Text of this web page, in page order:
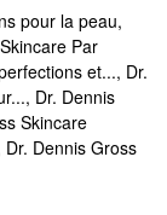
Gross?
Gross Skincare
soin, n’oubliez
exfoliants pour le
de
pour la peau,
Par
et..., Dr.
, Dr. Dennis
Skincare
Dr. Dennis Gross